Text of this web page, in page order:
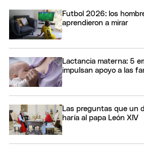
Futbol 2026: los
aprendieron a mirar
Lactancia materna: 5
impulsan apoyo a las
Las preguntas que un
haría al papa León XIV